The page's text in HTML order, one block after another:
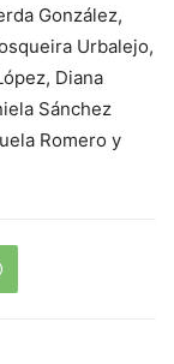
González,
Urbalejo,
Diana
Sánchez
Romero y